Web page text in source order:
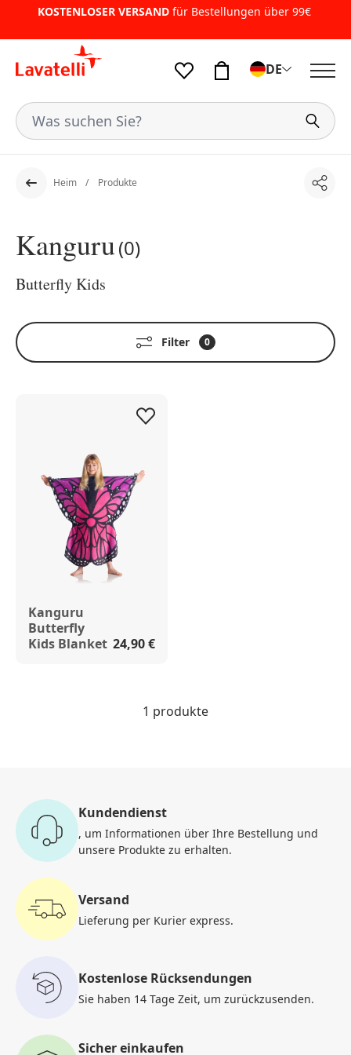
KOSTENLOSER VERSANDfür Bestellungen über 99€
DE
Der Rücken
Heim Produkte
Kanguru(0)
Butterfly Kids
Filter 0
Kanguru
Butterfly
Kids Blanket 24,90 €
1 produkte
Kundendienst
, um Informationen über Ihre Bestellung und
unsere Produkte zu erhalten.
Versand
Lieferung per Kurier express.
Kostenlose Rücksendungen
Sie haben 14 Tage Zeit, um zurückzusenden.
Sicher einkaufen